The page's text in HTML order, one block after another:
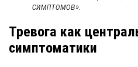
симптомов».
Тревога как
симптоматики